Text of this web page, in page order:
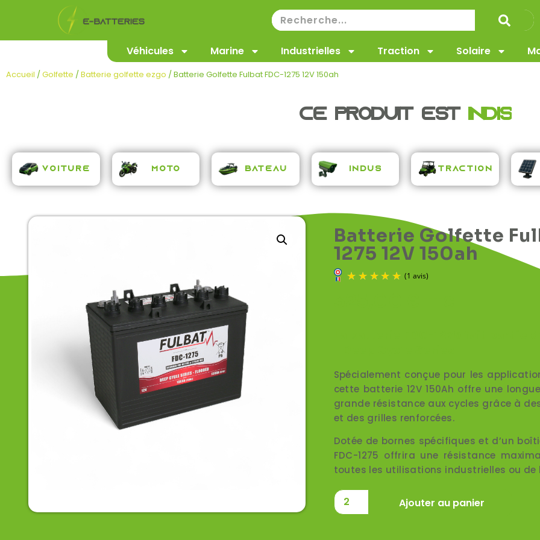
Véhicules Marine Industrielles Traction Solaire
Accueil /Golfette /Batterie golfette ezgo / Batterie Golfette Fulbat FDC-1275 12V 150ah
Ce produit estindis pens
Voiture Moto Bateau Indus Traction
Batterie Golfette
1275 12V 150ah
Spécialement conçue pour les
cette batterie 12V 150Ah offre une
grande résistance aux cycles grâce à
et des grilles renforcées.
Dotée de bornes spécifiques et d’un
FDC-1275 offrira une résistance
toutes les utilisations industrielles ou de
Ajouter au panier